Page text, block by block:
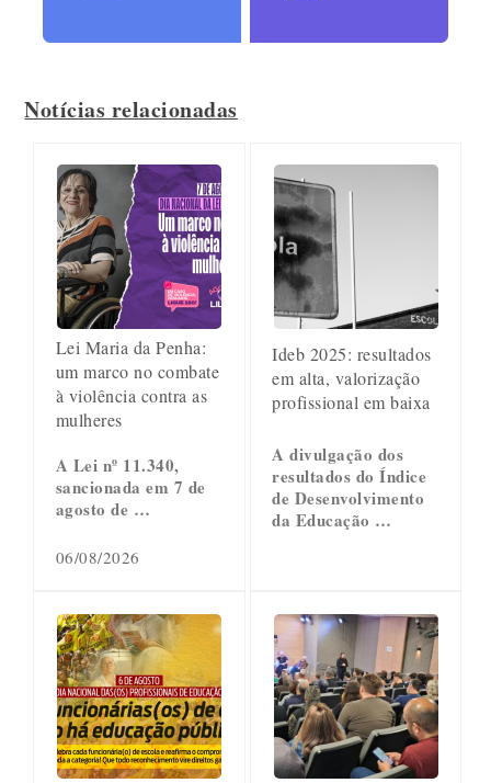
Notícias relacionadas
Lei Maria da Penha:
um marco no combate
à violência contra as
mulheres
A Lei nº 11.340,
sancionada em 7 de
agosto de …
06/08/2026
Ideb 2025: resultados
em alta, valorização
profissional em baixa
A divulgação dos
resultados do Índice
de Desenvolvimento
da Educação …